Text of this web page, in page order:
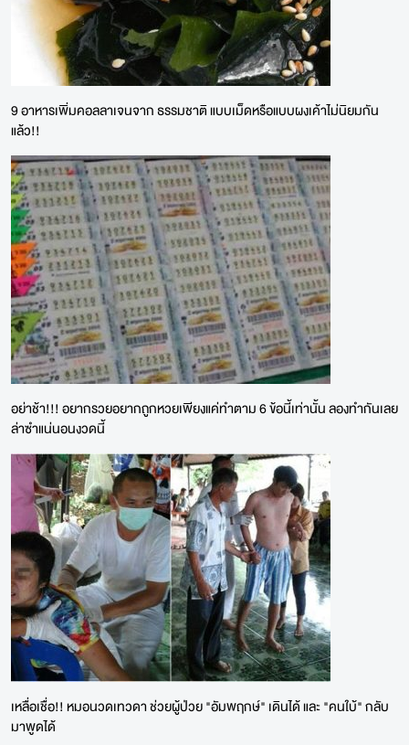
9 อาหารเพิ่มคอลลาเจนจาก ธรรมชาติ แบบเม็ดหรือแบบผงเค้าไม่นิยมกัน
แล้ว!!
อย่าช้า!!! อยากรวยอยากถูกหวยเพียงแค่ทำตาม 6 ข้อนี้เท่านั้น ลองทำกันเลย
ล่าซำแน่นอนงวดนี้
เหลื่อเชื่อ!! หมอนวดเทวดา ช่วยผู้ป่วย "อัมพฤกษ์" เดินได้ และ "คนใบ้" กลับ
มาพูดได้